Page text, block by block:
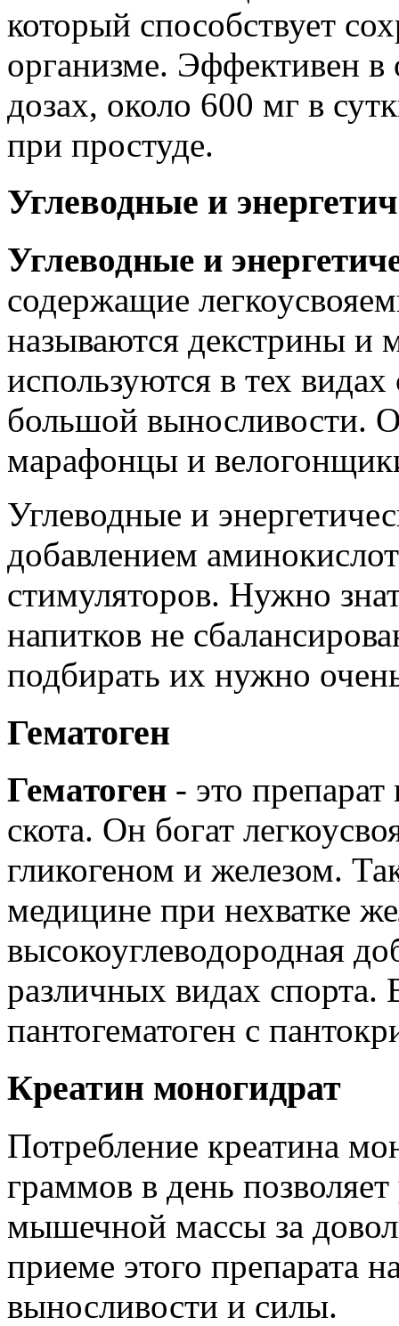
который способствует
организме. Эффективен
дозах, около 600 мг в
при простуде.
Углеводные и
Углеводные и
содержащие
называются декстрины и
используются в тех
большой выносливости.
марафонцы и
Углеводные и
добавлением
стимуляторов. Нужно
напитков не
подбирать их нужно
Гематоген
Гематоген - это
скота. Он богат
гликогеном и железом.
медицине при нехватке
высокоуглеводородная
различных видах спорта.
пантогематоген с
Креатин моногидрат
Потребление креатина
граммов в день
мышечной массы за
приеме этого препарата
выносливости и силы.